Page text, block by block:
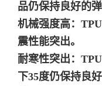
品仍保持良好的
机械强度高：
震性能突出。
耐寒性突出：
下35度仍保持良